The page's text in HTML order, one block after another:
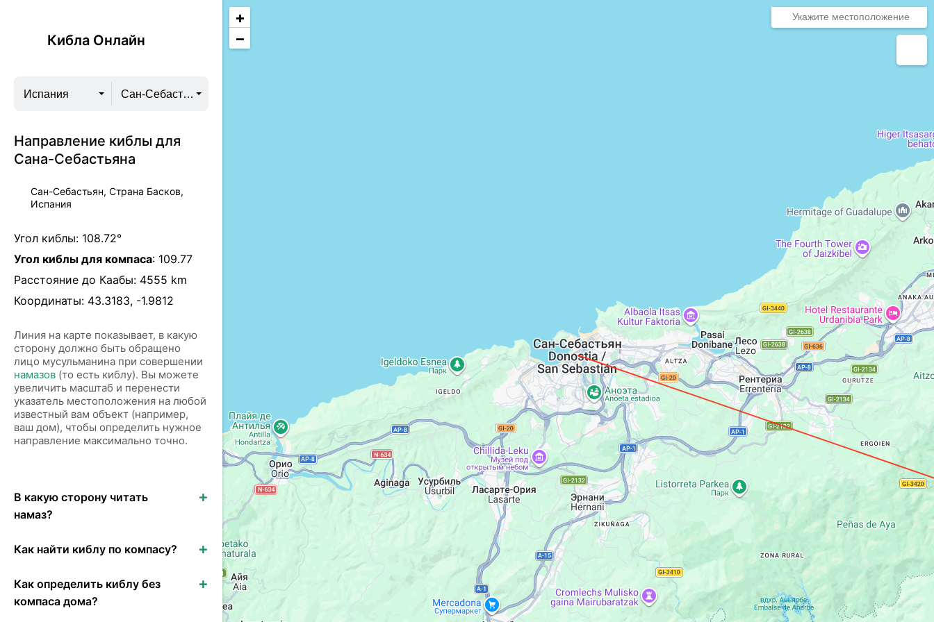
+
−
Кибла Онлайн
Испания Сан-Себастьян
Направление киблы для
Сана-Себастьяна
Сан-Себастьян, Страна Басков,
Испания
Угол киблы: 108.72°
Угол киблы для компаса: 109.77
Расстояние до Каабы: 4555 km
Координаты: 43.3183, -1.9812
Линия на карте показывает, в какую
сторону должно быть обращено
лицо мусульманина при совершении
намазов (то есть киблу). Вы можете
увеличить масштаб и перенести
указатель местоположения на любой
известный вам объект (например,
ваш дом), чтобы определить нужное
направление максимально точно.
В какую сторону читать
намаз?
Как найти киблу по компасу?
Как определить киблу без
компаса дома?